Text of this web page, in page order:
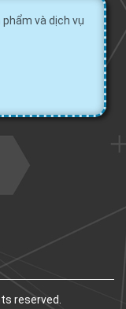
và dịch vụ
reserved.